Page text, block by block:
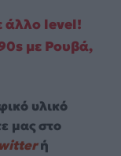
άλλο level!
με Ρουβά,
υλικό
μας στο
ή